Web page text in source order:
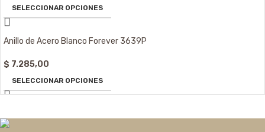
SELECCIONAR OPCIONES
Anillo de Acero Blanco Forever 3639P
$ 7.285,00
SELECCIONAR OPCIONES